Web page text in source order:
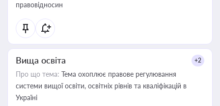
правовідносин
Вища освіта +2
Про що тема: Тема охоплює правове регулювання
системи вищої освіти, освітніх рівнів та кваліфікацій в
Україні